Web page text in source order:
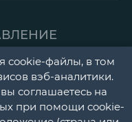
cookie-файлы, в том
вэб-аналитики.
соглашаетесь на
при помощи cookie-